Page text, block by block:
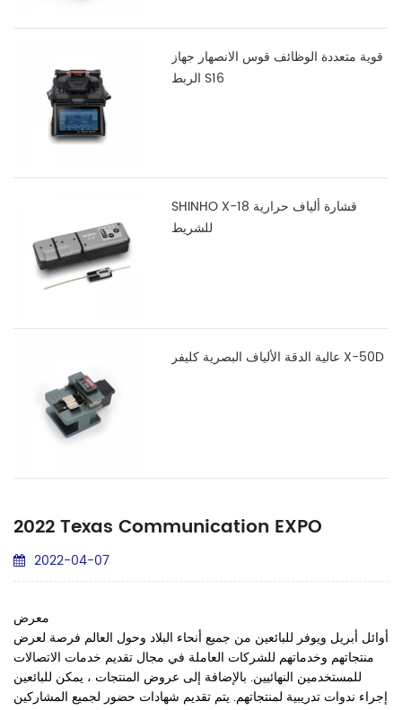
قوية متعددة الوظائف قوس الانصهار جهاز
الربط S16
SHINHO X-18 قشارة ألياف حرارية
للشريط
عالية الدقة الألياف البصرية كليفر X-50D
2022 Texas Communication EXPO
2022-04-07
معرض TCEI EXPO هو أكبر معرض في الجنوب الغربي. يعقد كل عام في
أوائل أبريل ويوفر للبائعين من جميع أنحاء البلاد وحول العالم فرصة لعرض
منتجاتهم وخدماتهم للشركات العاملة في مجال تقديم خدمات الاتصالات
للمستخدمين النهائيين. بالإضافة إلى عروض المنتجات ، يمكن للبائعين
إجراء ندوات تدريبية لمنتجاتهم. يتم تقديم شهادات حضور لجميع المشاركين